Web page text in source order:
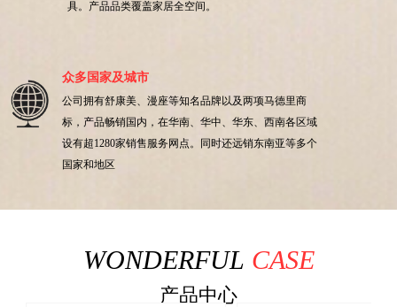
具。产品品类覆盖家居全空间。
众多国家及城市
公司拥有舒康美、漫座等知名品牌以及两项马德里商
标，产品畅销国内，在华南、华中、华东、西南各区域
设有超1280家销售服务网点。同时还远销东南亚等多个
国家和地区
WONDERFUL CASE
产品中心